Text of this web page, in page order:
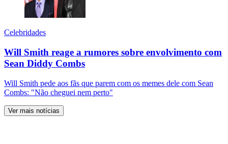
Celebridades
Will Smith reage a rumores sobre envolvimento com
Sean Diddy Combs
Will Smith pede aos fãs que parem com os memes dele com Sean
Combs: "Não cheguei nem perto"
Ver mais notícias